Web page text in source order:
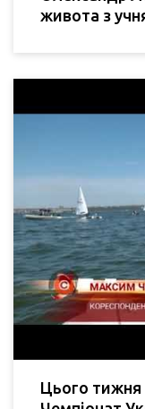
живота з
Цього тижня